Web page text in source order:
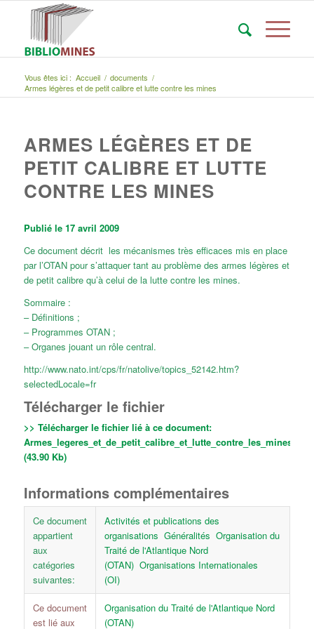
Vous êtes ici : Accueil / documents /
Armes légères et de petit calibre et lutte contre les mines
ARMES LÉGÈRES ET DE
PETIT CALIBRE ET LUTTE
CONTRE LES MINES
Publié le 17 avril 2009
Ce document décrit les mécanismes très efficaces mis en place
par l’OTAN pour s’attaquer tant au problème des armes légères et
de petit calibre qu’à celui de la lutte contre les mines.
Sommaire :
– Définitions ;
– Programmes OTAN ;
– Organes jouant un rôle central.
http://www.nato.int/cps/fr/natolive/topics_52142.htm?
selectedLocale=fr
Télécharger le fichier
>> Télécharger le fichier lié à ce document:
Armes_legeres_et_de_petit_calibre_et_lutte_contre_les_mines.pdf
(43.90 Kb)
Informations complémentaires
Ce document
appartient
aux
catégories
suivantes:
Activités et publications des
organisations Généralités Organisation du
Traité de l'Atlantique Nord
(OTAN) Organisations Internationales
(OI)
Ce document
est lié aux
Organisation du Traité de l'Atlantique Nord
(OTAN)